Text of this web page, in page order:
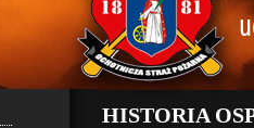
HISTORIA